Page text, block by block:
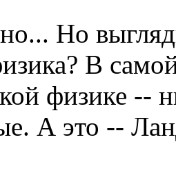
Но
В
физике --
А это --